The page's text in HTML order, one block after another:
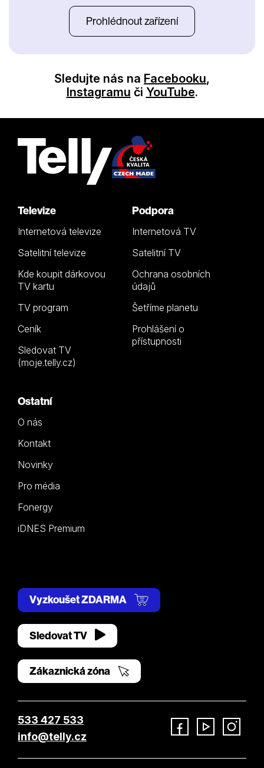
Prohlédnout zařízení
Sledujte nás na Facebooku,
Instagramu či YouTube.
Televize
Internetová televize
Satelitní televize
Kde koupit dárkovou
TV kartu
TV program
Ceník
Sledovat TV
(moje.telly.cz)
Podpora
Internetová TV
Satelitní TV
Ochrana osobních
údajů
Šetříme planetu
Prohlášení o
přístupnosti
Ostatní
O nás
Kontakt
Novinky
Pro média
Fonergy
iDNES Premium
Vyzkoušet ZDARMA
Sledovat TV
Zákaznická zóna
533 427 533
info@telly.cz